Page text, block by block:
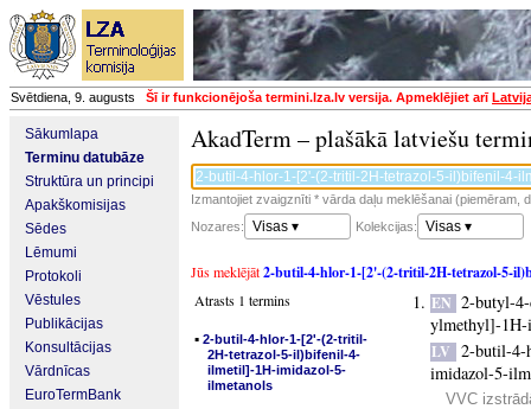
Svētdiena, 9. augusts Šī ir funkcionējoša termini.lza.lv versija. Apmeklējiet arī
Sākumlapa
Terminu datubāze
Struktūra un principi
Apakškomisijas
Sēdes
Lēmumi
Protokoli
Vēstules
Publikācijas
Konsultācijas
Vārdnīcas
EuroTermBank
AkadTerm – plašākā latviešu
Izmantojiet zvaigznīti * vārda daļu meklēšanai (piemēram,
Nozares:
Visas ▾ Kolekcijas: Visas ▾
Jūs meklējāt2-butil-4-hlor-1-[2'-(2-tritil-2H-tetrazol-5-
Atrasts 1 termins
▪ 2-butil-4-hlor-1-[2'-(2-tritil-
2H-tetrazol-5-il)bifenil-4-
ilmetil]-1H-imidazol-5-
ilmetanols
EN 2-butyl-
ylmethyl]-1H-
LV 2-butil-
imidazol-5-
VVC